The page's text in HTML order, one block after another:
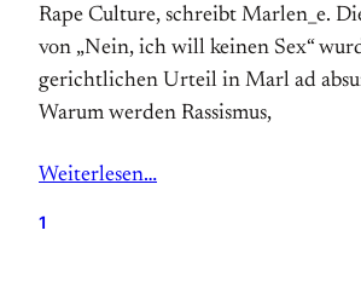
Rape Culture, schreibt Marlen_e.
von „Nein, ich will keinen Sex“
gerichtlichen Urteil in Marl ad
Warum werden Rassismus,
Weiterlesen…
1